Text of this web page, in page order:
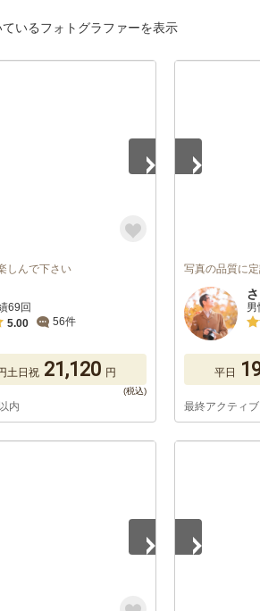
いるフォトグラファーを表示
しんで下さい
69回
5.00
56件
土日祝 21,120 円
内
写真の品質に
平日
最終アクティ